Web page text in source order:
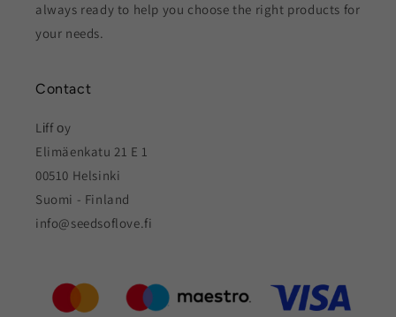
always ready to help you choose the right products for
your needs.
Contact
Lіff оy
Elimäenkatu 21 E 1
00510 Helsinki
Suomi - Finland
info@seedsoflove.fi